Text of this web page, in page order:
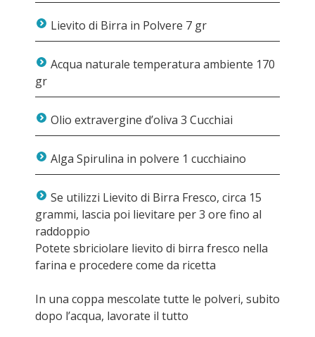
Lievito di Birra in Polvere 7 gr
Acqua naturale temperatura ambiente 170
gr
Olio extravergine d’oliva 3 Cucchiai
Alga Spirulina in polvere 1 cucchiaino
Se utilizzi Lievito di Birra Fresco, circa 15
grammi, lascia poi lievitare per 3 ore fino al
raddoppio
Potete sbriciolare lievito di birra fresco nella
farina e procedere come da ricetta
In una coppa mescolate tutte le polveri, subito
dopo l’acqua, lavorate il tutto